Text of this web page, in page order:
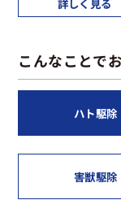
こんなことで
ハト駆除
害獣駆除